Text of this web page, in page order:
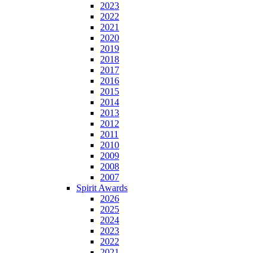
2023
2022
2021
2020
2019
2018
2017
2016
2015
2014
2013
2012
2011
2010
2009
2008
2007
Spirit Awards
2026
2025
2024
2023
2022